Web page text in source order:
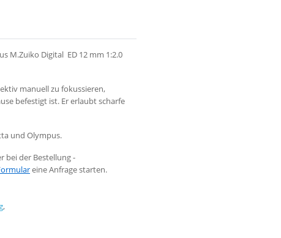
M.Zuiko Digital ED 12 mm 1:2.0
manuell zu fokussieren,
befestigt ist. Er erlaubt scharfe
und Olympus.
bei der Bestellung -
eine Anfrage starten.
,